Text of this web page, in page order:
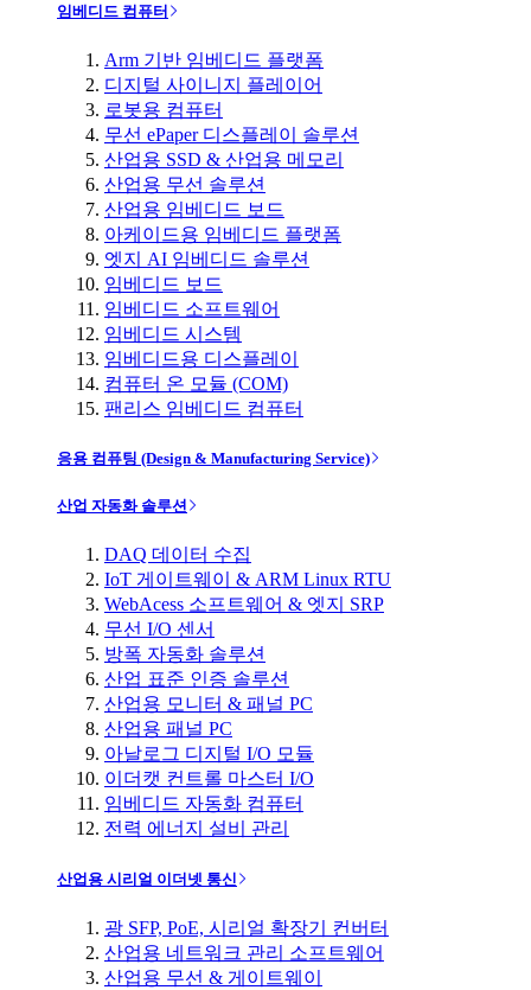
임베디드 컴퓨터
Arm 기반 임베디드 플랫폼
디지털 사이니지 플레이어
로봇용 컴퓨터
무선 ePaper 디스플레이 솔루션
산업용 SSD & 산업용 메모리
산업용 무선 솔루션
산업용 임베디드 보드
아케이드용 임베디드 플랫폼
엣지 AI 임베디드 솔루션
임베디드 보드
임베디드 소프트웨어
임베디드 시스템
임베디드용 디스플레이
컴퓨터 온 모듈 (COM)
팬리스 임베디드 컴퓨터
응용 컴퓨팅 (Design & Manufacturing Service)
산업 자동화 솔루션
DAQ 데이터 수집
IoT 게이트웨이 & ARM Linux RTU
WebAcess 소프트웨어 & 엣지 SRP
무선 I/O 센서
방폭 자동화 솔루션
산업 표준 인증 솔루션
산업용 모니터 & 패널 PC
산업용 패널 PC
아날로그 디지털 I/O 모듈
이더캣 컨트롤 마스터 I/O
임베디드 자동화 컴퓨터
전력 에너지 설비 관리
산업용 시리얼 이더넷 통신
광 SFP, PoE, 시리얼 확장기 컨버터
산업용 네트워크 관리 소프트웨어
산업용 무선 & 게이트웨이